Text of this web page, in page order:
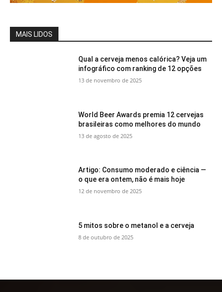
MAIS LIDOS
Qual a cerveja menos calórica? Veja um
infográfico com ranking de 12 opções
13 de novembro de 2025
World Beer Awards premia 12 cervejas
brasileiras como melhores do mundo
13 de agosto de 2025
Artigo: Consumo moderado e ciência —
o que era ontem, não é mais hoje
12 de novembro de 2025
5 mitos sobre o metanol e a cerveja
8 de outubro de 2025